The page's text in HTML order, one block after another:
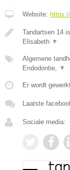
Website:
Tandartsen 14
Elisabeth ▼
Algemene
Endodontie, ▼
Er wordt
Laatste
Sociale media: